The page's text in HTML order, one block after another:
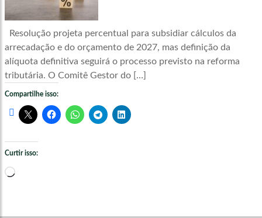
Resolução projeta percentual para subsidiar cálculos da
arrecadação e do orçamento de 2027, mas definição da
alíquota definitiva seguirá o processo previsto na reforma
tributária. O Comitê Gestor do […]
Compartilhe isso:
Curtir isso:
Carregando...